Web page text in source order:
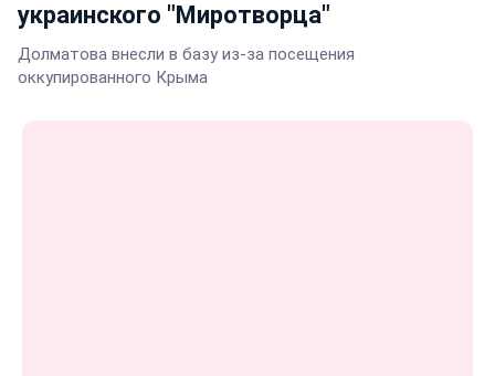
украинского "Миротворца"
Долматова внесли в базу из-за посещения
оккупированного Крыма